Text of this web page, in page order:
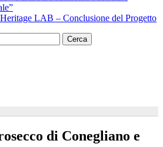
LAB – Conclusione del Progetto
di Conegliano e